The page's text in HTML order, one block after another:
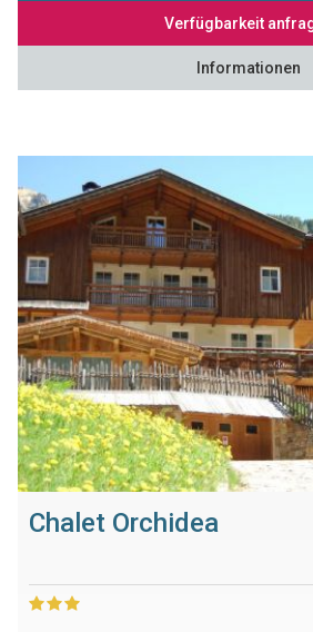
Verfügbarkeit
Informationen
Chalet Orchidea